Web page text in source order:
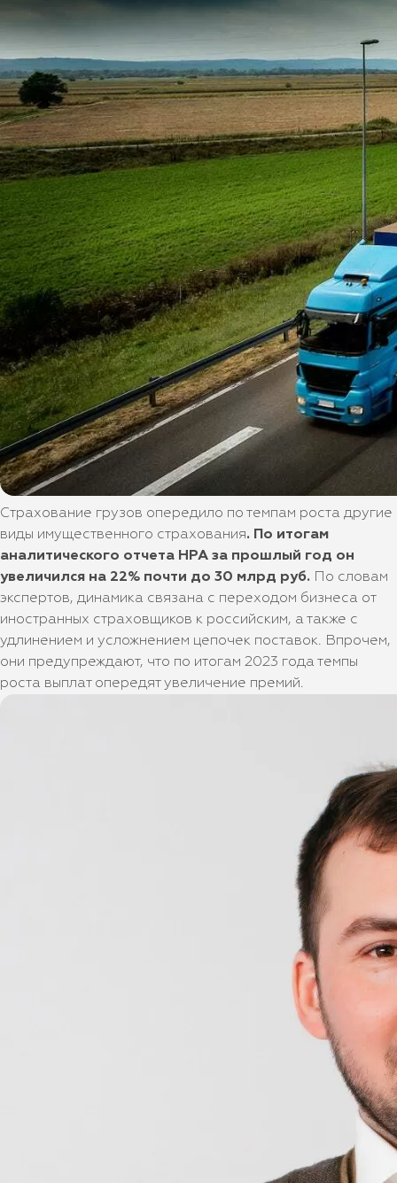
Страхование грузов опередило по темпам роста другие
виды имущественного страхования. По итогам
аналитического отчета НРА за прошлый год он
увеличился на 22% почти до 30 млрд руб. По словам
экспертов, динамика связана с переходом бизнеса от
иностранных страховщиков к российским, а также с
удлинением и усложнением цепочек поставок. Впрочем,
они предупреждают, что по итогам 2023 года темпы
роста выплат опередят увеличение премий.